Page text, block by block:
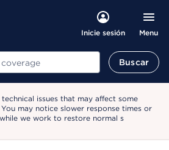
Inicie sesión Menu
Buscar
issues that may affect some
may notice slower response times or
we work to restore normal s